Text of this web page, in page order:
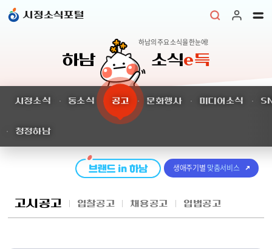
시정소식포털
하남 소식e득
하남의 주요 소식을 한눈에!
시정소식 동소식 공고 문화행사 미디어소식
청정하남
생애주기별 맞춤서비스
고시공고 입찰공고 채용공고 입법공고